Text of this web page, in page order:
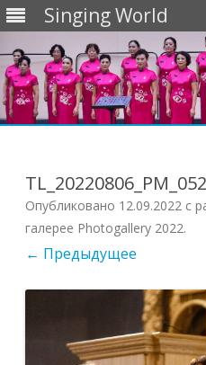
Singing World
Опубликовано 12.09.2022 с
галерее Photogallery 2022.
← Предыдущее